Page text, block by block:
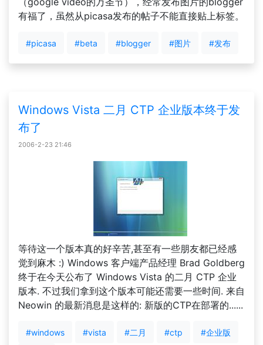
有福了，虽然从picasa发布的帖子不能直接贴上标签。
#picasa #beta #blogger #图片 #发布
Windows Vista 二月 CTP 企业版本终于发
布了
2006-2-23 21:46
等待这一个版本真的好辛苦,甚至有一些朋友都已经感
觉到麻木 :) Windows 客户端产品经理 Brad Goldberg
终于在今天公布了 Windows Vista 的二月 CTP 企业
版本. 不过我们拿到这个版本可能还需要一些时间. 来自
Neowin 的最新消息是这样的: 新版的CTP在部署的......
#windows #vista #二月 #ctp #企业版